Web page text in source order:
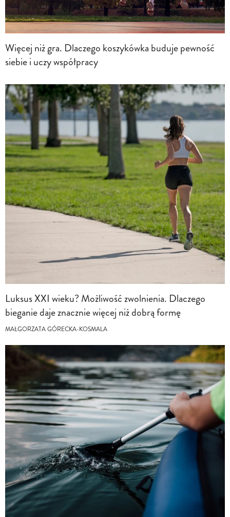
Więcej niż gra. Dlaczego koszykówka buduje pewność
siebie i uczy współpracy
Luksus XXI wieku? Możliwość zwolnienia. Dlaczego
bieganie daje znacznie więcej niż dobrą formę
MAŁGORZATA GÓRECKA-KOSMALA